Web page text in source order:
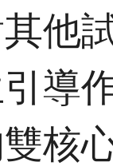
他
導
核